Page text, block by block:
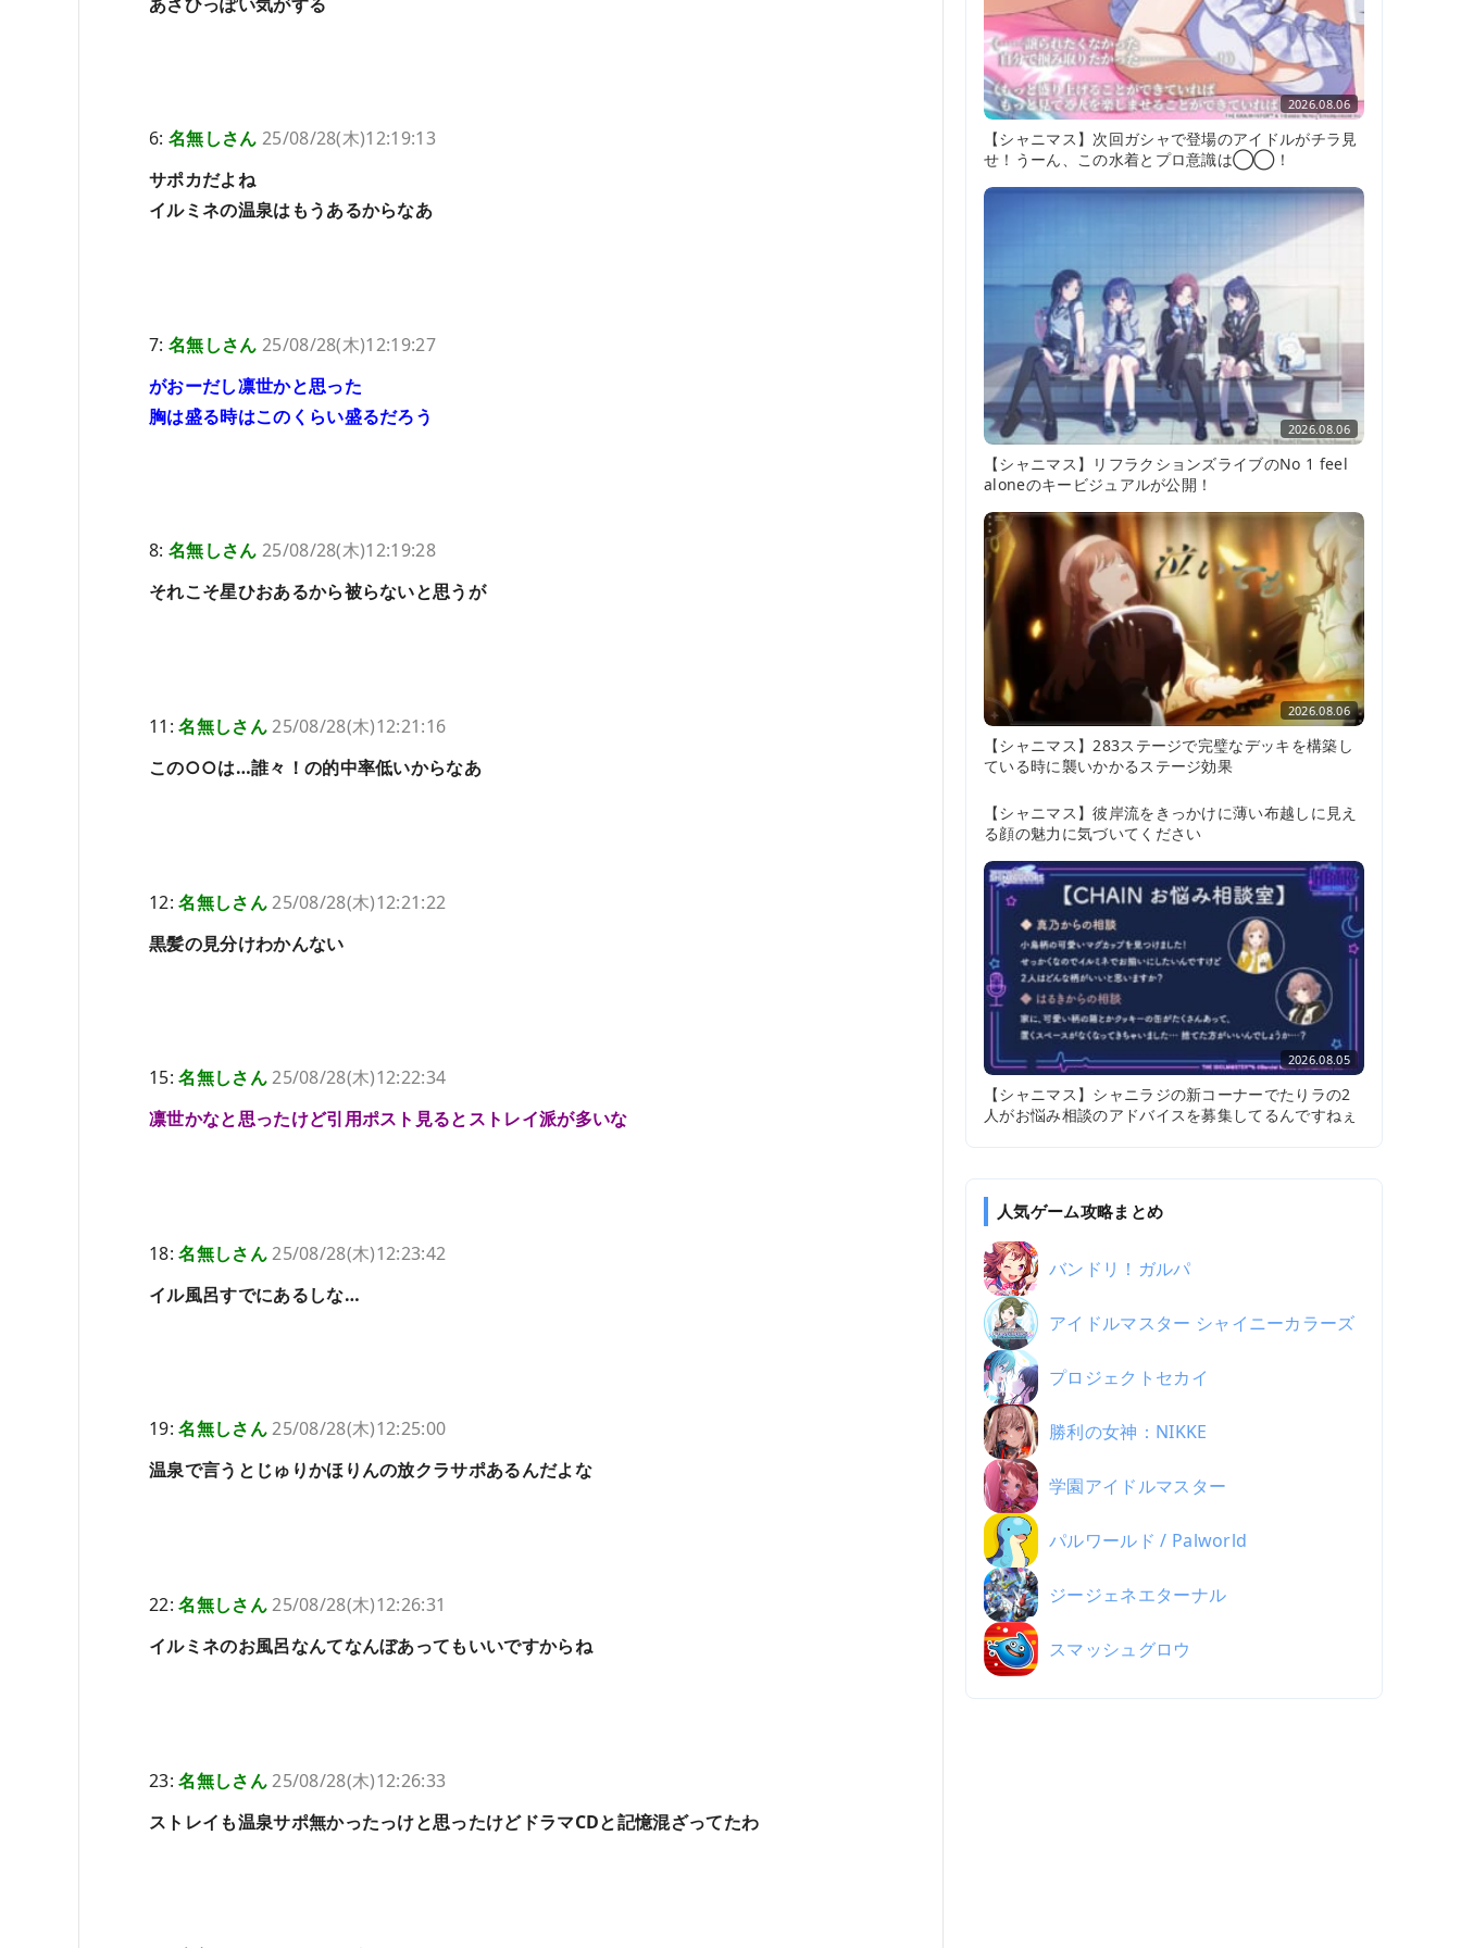
6: 名無しさん 25/08/28(木)12:19:13
サポカだよね
イルミネの温泉はもうあるからなあ
7: 名無しさん 25/08/28(木)12:19:27
がおーだし凛世かと思った
胸は盛る時はこのくらい盛るだろう
8: 名無しさん 25/08/28(木)12:19:28
それこそ星ひおあるから被らないと思うが
11:名無しさん25/08/28(木)12:21:16
この○○は…誰々！の的中率低いからなあ
12:名無しさん25/08/28(木)12:21:22
黒髪の見分けわかんない
15:名無しさん25/08/28(木)12:22:34
凛世かなと思ったけど引用ポスト見るとストレイ派が多いな
18:名無しさん25/08/28(木)12:23:42
イル風呂すでにあるしな…
19:名無しさん25/08/28(木)12:25:00
温泉で言うとじゅりかほりんの放クラサポあるんだよな
22:名無しさん25/08/28(木)12:26:31
イルミネのお風呂なんてなんぼあってもいいですからね
23:名無しさん25/08/28(木)12:26:33
ストレイも温泉サポ無かったっけと思ったけどドラマCDと記憶混ざってたわ
2026.08.06
【シャニマス】次回ガシャで登場のアイドルがチラ見
せ！うーん、この水着とプロ意識は◯◯！
2026.08.06
【シャニマス】リフラクションズライブのNo 1 feel
aloneのキービジュアルが公開！
2026.08.06
【シャニマス】283ステージで完璧なデッキを構築し
ている時に襲いかかるステージ効果
【シャニマス】彼岸流をきっかけに薄い布越しに見え
る顔の魅力に気づいてください
2026.08.05
【シャニマス】シャニラジの新コーナーでたりラの2
人がお悩み相談のアドバイスを募集してるんですねぇ
人気ゲーム攻略まとめ
バンドリ！ガルパ
アイドルマスター シャイニーカラーズ
プロジェクトセカイ
勝利の女神：NIKKE
学園アイドルマスター
パルワールド / Palworld
ジージェネエターナル
スマッシュグロウ